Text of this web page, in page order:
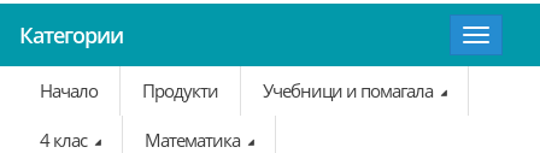
Категории
Toggle
Начало
Продукти Учебници и помагала
4 клас Математика